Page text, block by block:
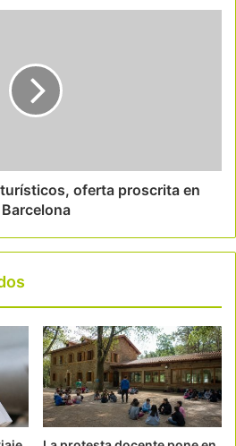
oferta proscrita en
Barcelona